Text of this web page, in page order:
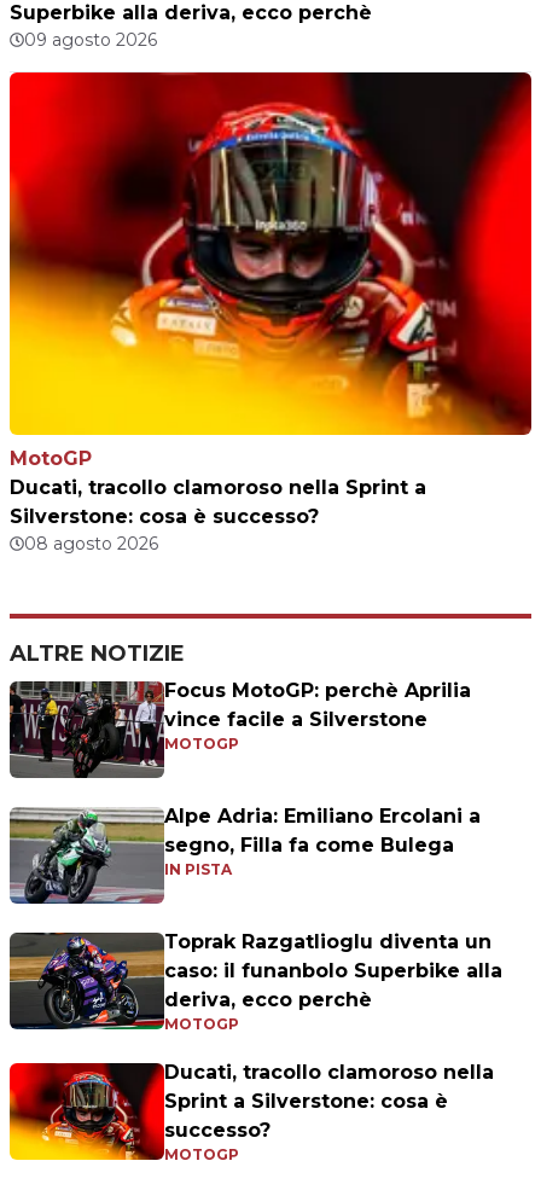
Superbike alla deriva, ecco perchè
09 agosto 2026
MotoGP
Ducati, tracollo clamoroso nella Sprint a
Silverstone: cosa è successo?
08 agosto 2026
ALTRE NOTIZIE
Focus MotoGP: perchè Aprilia
vince facile a Silverstone
MOTOGP
Alpe Adria: Emiliano Ercolani a
segno, Filla fa come Bulega
IN PISTA
Toprak Razgatlioglu diventa un
caso: il funanbolo Superbike alla
deriva, ecco perchè
MOTOGP
Ducati, tracollo clamoroso nella
Sprint a Silverstone: cosa è
successo?
MOTOGP